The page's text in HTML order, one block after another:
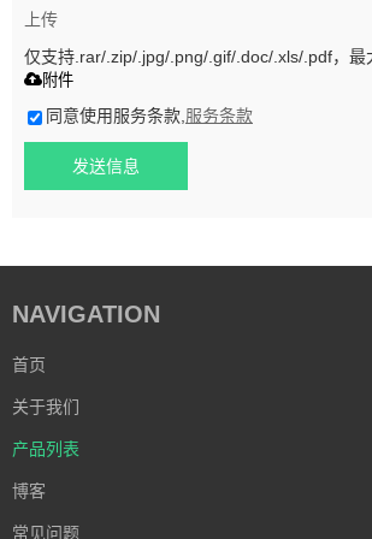
上传
仅支持.rar/.zip/.jpg/.png/.gif/.doc/.xls/.pdf，最
附件
同意使用服务条款, 服务条款
发送信息
NAVIGATION
首页
关于我们
产品列表
博客
常见问题